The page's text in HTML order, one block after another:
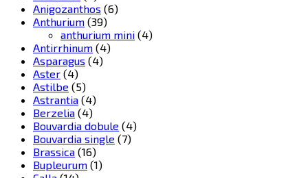
Anigozanthos (6)
Anthurium (39)
anthurium mini (4)
Antirrhinum (4)
Asparagus (4)
Aster (4)
Astilbe (5)
Astrantia (4)
Berzelia (4)
Bouvardia dobule (4)
Bouvardia single (7)
Brassica (16)
Bupleurum (1)